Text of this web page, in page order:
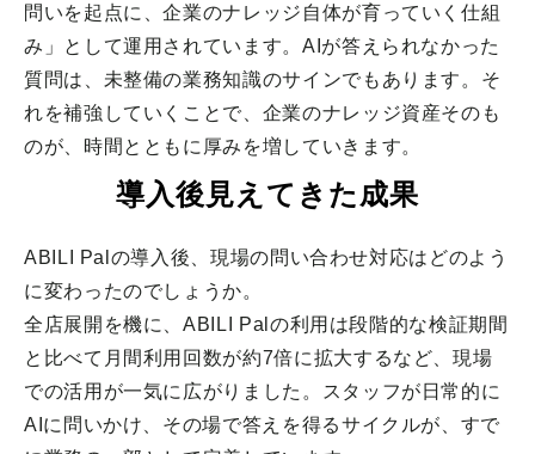
問いを起点に、企業のナレッジ自体が育っていく仕組
み」として運用されています。AIが答えられなかった
質問は、未整備の業務知識のサインでもあります。そ
れを補強していくことで、企業のナレッジ資産そのも
のが、時間とともに厚みを増していきます。
導入後見えてきた成果
ABILI Palの導入後、現場の問い合わせ対応はどのよう
に変わったのでしょうか。
全店展開を機に、ABILI Palの利用は段階的な検証期間
と比べて月間利用回数が約7倍に拡大するなど、現場
での活用が一気に広がりました。スタッフが日常的に
AIに問いかけ、その場で答えを得るサイクルが、すで